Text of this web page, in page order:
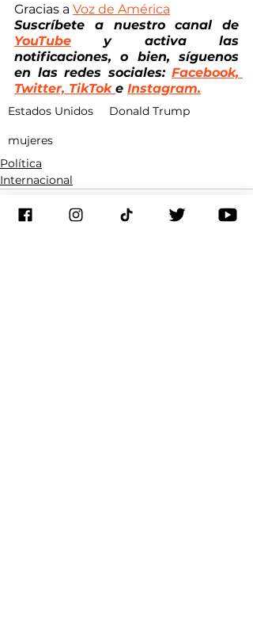
Gracias a Voz de América
Suscríbete a nuestro canal de
YouTube y activa las
notificaciones, o bien, síguenos
en las redes sociales: Facebook,
Twitter, TikTok e Instagram.
Estados Unidos Donald Trump
mujeres
Política
Internacional